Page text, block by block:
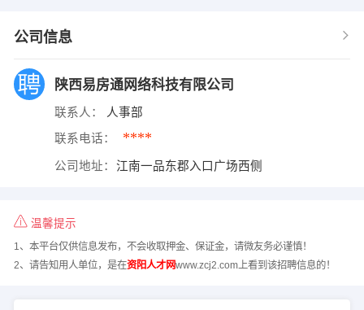
公司信息
陕西易房通网络科技有限公司
联系人： 人事部
联系电话： ****
公司地址： 江南一品东郡入口广场西侧
温馨提示
1、本平台仅供信息发布，不会收取押金、保证金，请微友务必谨慎！
2、请告知用人单位，是在资阳人才网www.zcj2.com上看到该招聘信息的！